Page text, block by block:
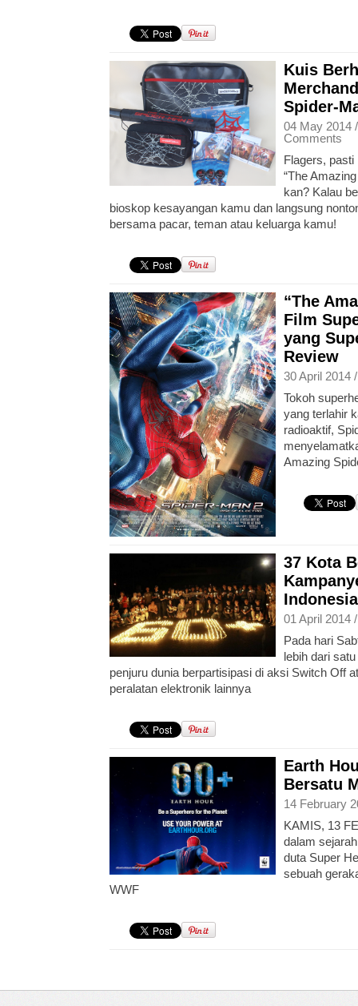
Kuis
Spider-
04 May 2014
Comments
Flagers,
“The
kan? Kalau
bioskop kesayangan kamu dan langsung
bersama pacar, teman atau keluarga kamu!
“The
Film
yang
Review
30 April 2014
Tokoh
yang terlahir
radioaktif,
Amazing
37 Kota
01 April 2014
Pada hari
lebih dari
penjuru dunia berpartisipasi di aksi Switch Off
peralatan elektronik lainnya
Earth
Bersatu
14 February
KAMIS, 13
dalam
duta Super
sebuah
WWF